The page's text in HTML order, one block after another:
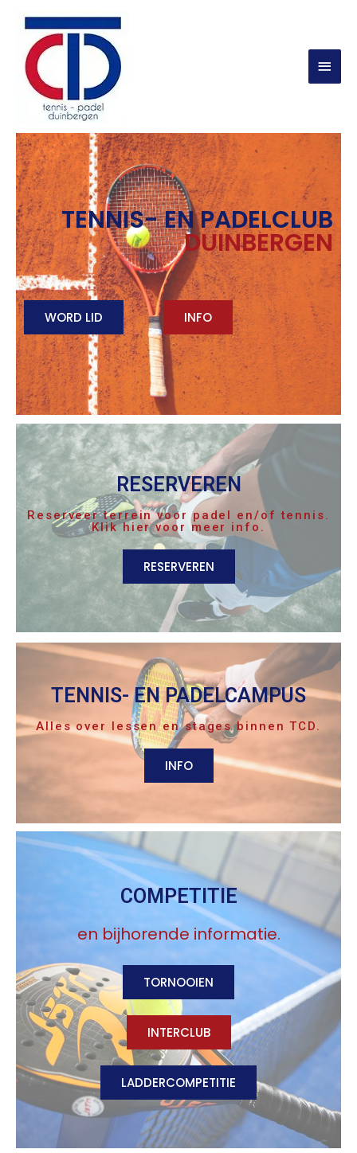
TENNIS- EN PADELCLUB
DUINBERGEN
WORD LID INFO
RESERVEREN
Reserveer terrein voor padel en/of tennis.
Klik hier voor meer info.
RESERVEREN
TENNIS- EN PADELCAMPUS
Alles over lessen en stages binnen TCD.
INFO
COMPETITIE
en bijhorende informatie.
TORNOOIEN
INTERCLUB
LADDERCOMPETITIE